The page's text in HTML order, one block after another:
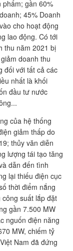
gần 60%
45% Doanh
cho hoạt động
lao động. Có tới
thu năm 2021 bị
doanh thu
đối với tất cả các
nhất là khối
đầu tư nước
của hệ thống
giảm thấp do
thủy văn diễn
lượng tái tạo tăng
dẫn đến tình
lại thiếu điện cục
thời điểm nắng
suất lắp đặt
gần 7.500 MW
nguốn điện năng
MW, chiếm tỷ
Nam đã đứng